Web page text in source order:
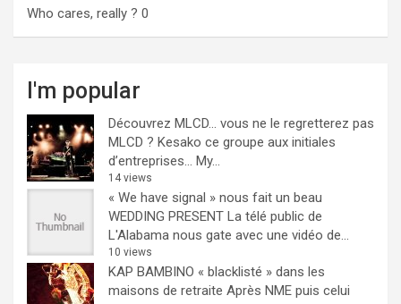
Who cares, really ? 0
I'm popular
Découvrez MLCD… vous ne le regretterez pas
MLCD ? Kesako ce groupe aux initiales
d’entreprises… My...
14 views
« We have signal » nous fait un beau
WEDDING PRESENT La télé public de
L'Alabama nous gate avec une vidéo de...
10 views
KAP BAMBINO « blacklisté » dans les
maisons de retraite Après NME puis celui